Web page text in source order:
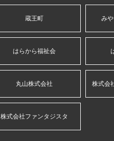
蔵王町 み
はらから福祉会
丸山株式会社 株式会
株式会社ファンタジスタ